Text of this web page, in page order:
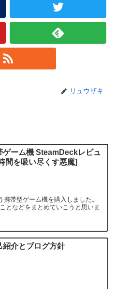
リュウザキ
ゲーム機 SteamDeckレビュ
間を吸い尽くす悪魔]
帯型ゲーム機を購入しました。
となどをまとめていこうと思いま
紹介とブログ方針